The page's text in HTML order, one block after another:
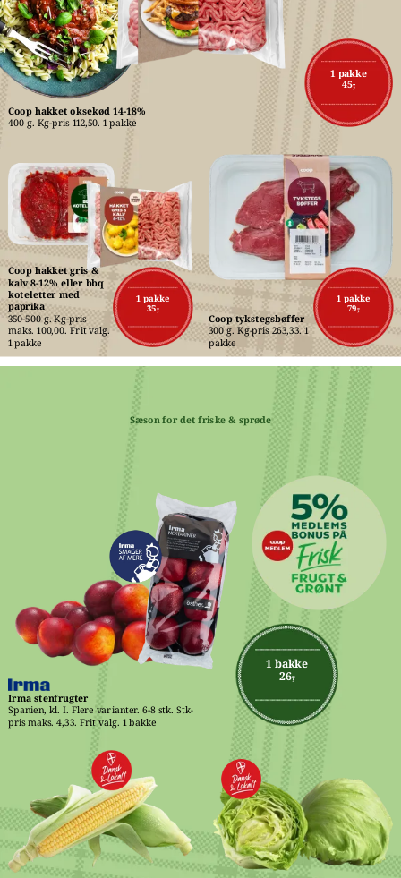
1 pakke
45,-
Coop hakket oksekød 14-18%
400 g. Kg-pris 112,50. 1 pakke
1 pakke
35,-
Coop hakket gris &
kalv 8-12% eller bbq
koteletter med
paprika
350-500 g. Kg-pris
maks. 100,00. Frit valg.
1 pakke
1 pakke
79,-
Coop tykstegsbøffer
300 g. Kg-pris 263,33. 1
pakke
1 bakke
26,-
Irma stenfrugter
Spanien, kl. I. Flere varianter. 6-8 stk. Stk-
pris maks. 4,33. Frit valg. 1 bakke
Sæson for det friske & sprøde